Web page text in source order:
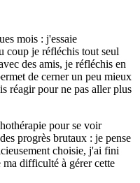
mois : j'essaie
coup je réfléchis tout seul
des amis, je réfléchis en
de cerner un peu mieux
réagir pour ne pas aller plus
pour se voir
progrès brutaux : je pense
choisie, j'ai fini
difficulté à gérer cette